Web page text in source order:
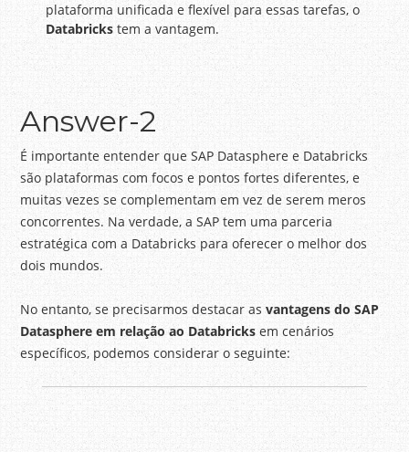
plataforma unificada e flexível para essas tarefas, o
Databricks tem a vantagem.
Answer-2
É importante entender que SAP Datasphere e Databricks
são plataformas com focos e pontos fortes diferentes, e
muitas vezes se complementam em vez de serem meros
concorrentes. Na verdade, a SAP tem uma parceria
estratégica com a Databricks para oferecer o melhor dos
dois mundos.
No entanto, se precisarmos destacar asvantagens do SAP
Datasphere em relação ao Databricks em cenários
específicos, podemos considerar o seguinte: